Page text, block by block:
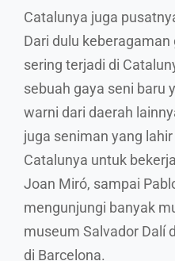
Catalunya juga
Dari dulu
sering terjadi di
sebuah gaya seni baru
warni dari daerah
juga seniman yang
Catalunya untuk
Joan Miró, sampai
mengunjungi banyak
museum Salvador Dalí
di Barcelona.